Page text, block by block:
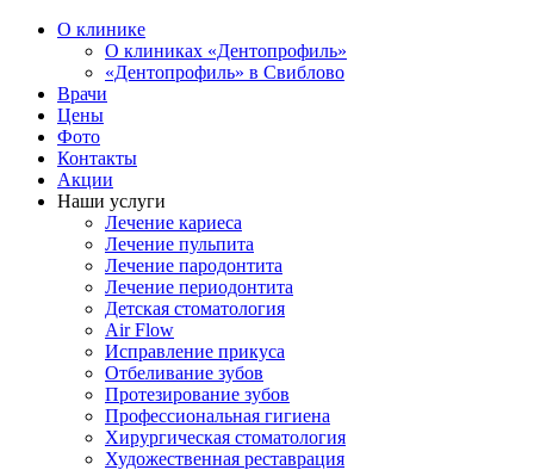
О клинике
О клиниках «Дентопрофиль»
«Дентопрофиль» в Свиблово
Врачи
Цены
Фото
Контакты
Акции
Наши услуги
Лечение кариеса
Лечение пульпита
Лечение пародонтита
Лечение периодонтита
Детская стоматология
Air Flow
Исправление прикуса
Отбеливание зубов
Протезирование зубов
Профессиональная гигиена
Хирургическая стоматология
Художественная реставрация